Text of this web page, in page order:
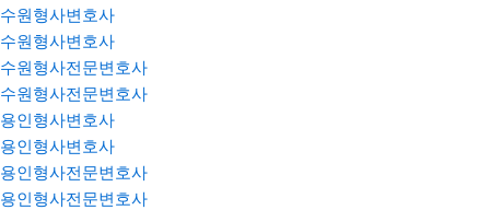
수원형사변호사
수원형사변호사
수원형사전문변호사
수원형사전문변호사
용인형사변호사
용인형사변호사
용인형사전문변호사
용인형사전문변호사